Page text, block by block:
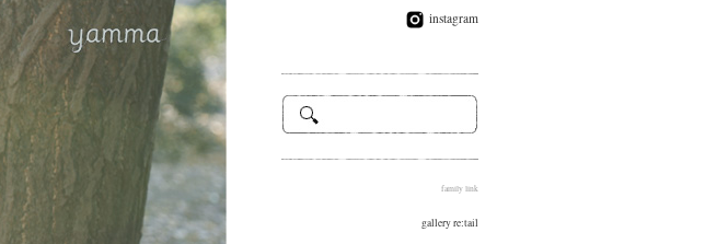
instagram
family link
gallery re:tail